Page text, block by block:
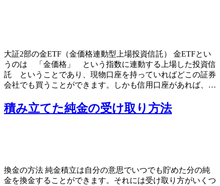
大証2部の金ETF（金価格連動型上場投資信託） 金ETFとい
うのは 「金価格」 という指数に連動する上場した投資信
託 ということであり、現物口座を持っていればどこの証券
会社でも買うことができます。しかも信用口座があれば、…
積み立てた純金の受け取り方法
換金の方法 純金積立は自分の意思でいつでも貯めた分の純
金を換金することができます。それには受け取り方がいくつ